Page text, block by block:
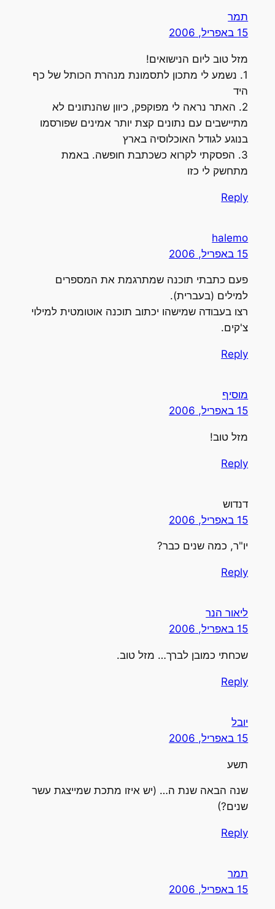
תמר
15 באפריל, 2006
מזל טוב ליום הנישואים!
1. נשמע לי מתכון לתסמונת מנהרת הכותל של כף
היד
2. האתר נראה לי מפוקפק, כיוון שהנתונים לא
מתיישבים עם נתונים קצת יותר אמינים שפורסמו
בנוגע לגודל האוכלוסיה בארץ
3. הפסקתי לקרוא כשכתבת חופשה. באמת
מתחשק לי כזו
Reply
halemo
15 באפריל, 2006
פעם כתבתי תוכנה שמתרגמת את המספרים
למילים (בעברית).
רצו בעבודה שמישהו יכתוב תוכנה אוטומטית למילוי
צ'קים.
Reply
מוסיף
15 באפריל, 2006
מזל טוב!
Reply
דנדוש
15 באפריל, 2006
יו"ר, כמה שנים כבר?
Reply
ליאור הנר
15 באפריל, 2006
שכחתי כמובן לברך… מזל טוב.
Reply
יובל
15 באפריל, 2006
תשע
שנה הבאה שנת ה… (יש איזו מתכת שמייצגת עשר
שנים?)
Reply
תמר
15 באפריל, 2006